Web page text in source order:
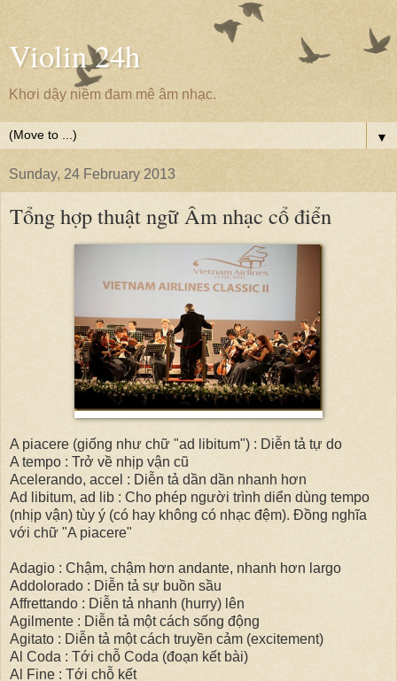
Violin 24h
Khơi dậy niềm đam mê âm nhạc.
▼
Sunday, 24 February 2013
Tổng hợp thuật ngữ Âm nhạc cổ điển
A piacere (giống như chữ "ad libitum") : Diễn tả tự do
A tempo : Trở về nhịp vận cũ
Acelerando, accel : Diễn tả dần dần nhanh hơn
Ad libitum, ad lib : Cho phép người trình diển dùng tempo
(nhịp vận) tùy ý (có hay không có nhạc đệm). Đồng nghĩa
với chữ "A piacere"
Adagio : Chậm, chậm hơn andante, nhanh hơn largo
Addolorado : Diễn tả sự buồn sầu
Affrettando : Diễn tả nhanh (hurry) lên
Agilmente : Diễn tả một cách sống động
Agitato : Diễn tả một cách truyền cảm (excitement)
Al Coda : Tới chỗ Coda (đoạn kết bài)
Al Fine : Tới chỗ kết